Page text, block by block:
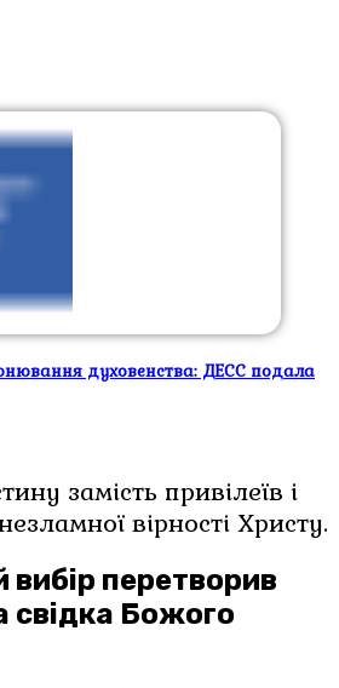
духовенства: ДЕСС подала
вірності Христу.
вибір перетворив
свідка Божого